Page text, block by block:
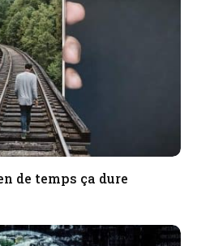
de temps ça dure